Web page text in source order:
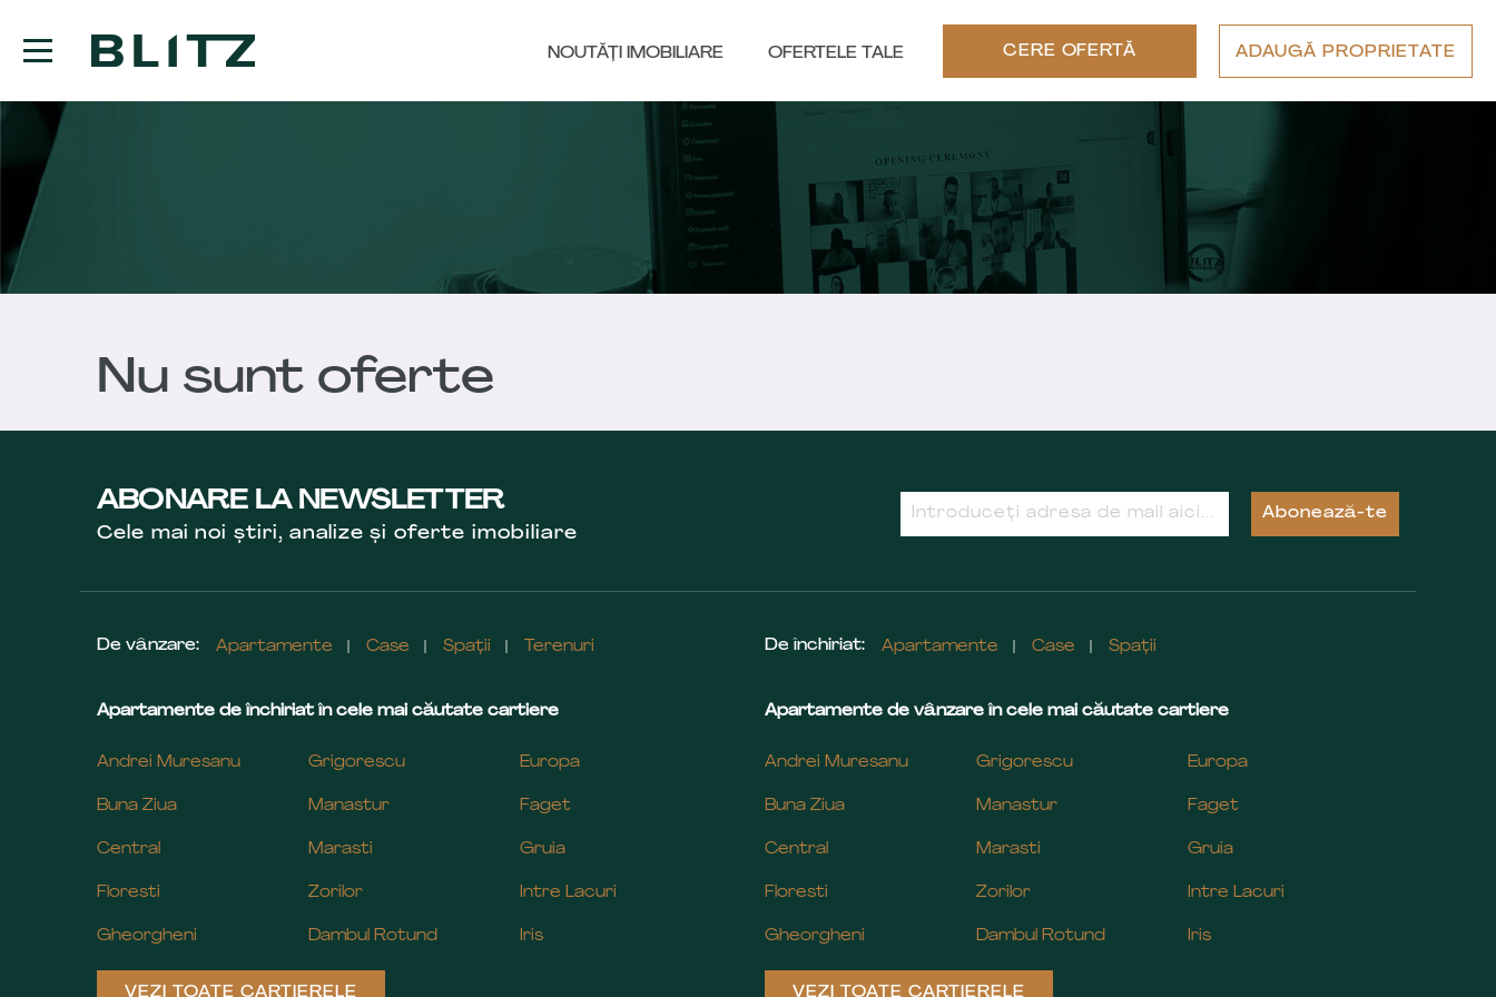
NOUTĂȚI IMOBILIARE OFERTELE TALE CERE OFERTĂ ADAUGĂ PROPRIETATE
Nu sunt oferte
ABONARE LA NEWSLETTER
Cele mai noi știri, analize și oferte imobiliare
Abonează-te
De vânzare: Apartamente Case Spații Terenuri De închiriat: Apartamente Case Spații
Apartamente de închiriat în cele mai căutate cartiere
Andrei Muresanu
Buna Ziua
Central
Floresti
Gheorgheni
Grigorescu
Manastur
Marasti
Zorilor
Dambul Rotund
Europa
Faget
Gruia
Intre Lacuri
Iris
VEZI TOATE CARTIERELE
Apartamente de vânzare în cele mai căutate cartiere
Andrei Muresanu
Buna Ziua
Central
Floresti
Gheorgheni
Grigorescu
Manastur
Marasti
Zorilor
Dambul Rotund
Europa
Faget
Gruia
Intre Lacuri
Iris
VEZI TOATE CARTIERELE